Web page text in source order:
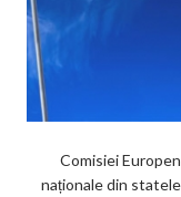
Comisiei
naționale din